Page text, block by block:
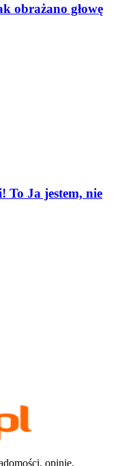
obrażano głowę
To Ja jestem, nie
opinie,